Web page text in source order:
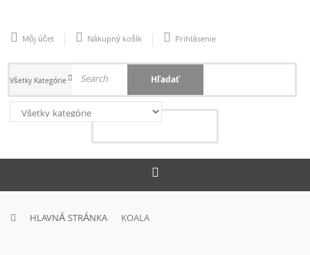
Môj účet Nákupný košík Prihlásenie
Všetky Kategórie Hľadať
Nákupný Košík
HLAVNÁ STRÁNKA KOALA